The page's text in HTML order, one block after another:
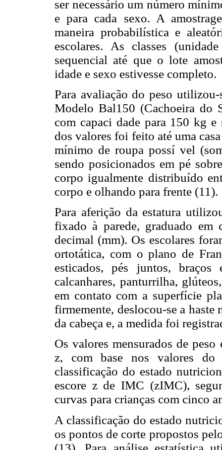
ser necessário um número
e para cada sexo. A
maneira probabilística e
escolares. As classes
sequencial até que o lote
idade e sexo estivesse completo.
Para avaliação do peso
Modelo Bal150 (Cachoeira do
com capaci dade para 150 kg
dos valores foi feito até uma
mínimo de roupa possí vel
sendo posicionados em pé
corpo igualmente distribuído
corpo e olhando para frente (11).
Para aferição da estatura
fixado à parede, graduado em
decimal (mm). Os escolares
ortotática, com o plano de
esticados, pés juntos,
calcanhares, panturrilha,
em contato com a superfície
firmemente, deslocou-se a
da cabeça e, a medida foi
Os valores mensurados de
z, com base nos valores do
classificação do estado
escore z de IMC (zIMC),
curvas para crianças com cinco
A classificação do estado
os pontos de corte propostos